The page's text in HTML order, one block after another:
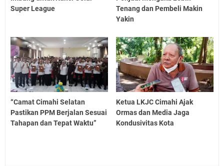
Super League
Tenang dan Pembeli Makin
Yakin
“Camat Cimahi Selatan
Pastikan PPM Berjalan Sesuai
Tahapan dan Tepat Waktu”
Ketua LKJC Cimahi Ajak
Ormas dan Media Jaga
Kondusivitas Kota